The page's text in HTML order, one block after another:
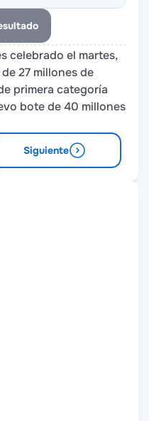
celebrado el martes,
27 millones de
primera categoría
bote de 40 millones
Siguiente